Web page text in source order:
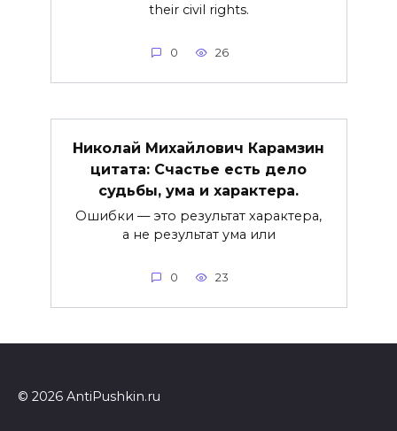
their civil rights.
0 26
Николай Михайлович Карамзин
цитата: Счастье есть дело
судьбы, ума и характера.
Ошибки — это результат характера,
а не результат ума или
0 23
© 2026 AntiPushkin.ru